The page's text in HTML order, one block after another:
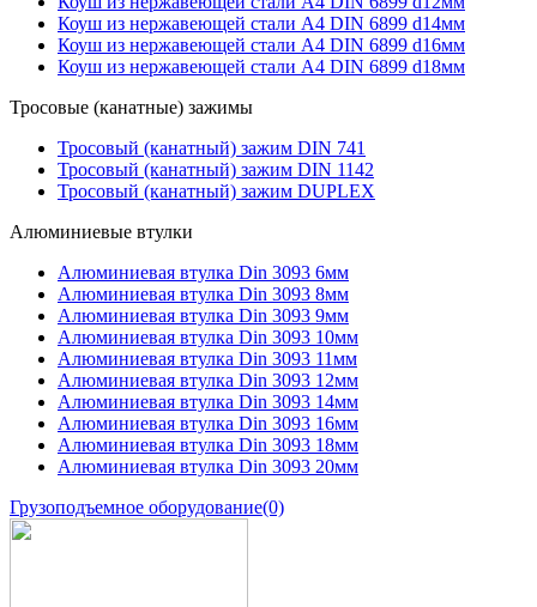
Коуш из нержавеющей стали А4 DIN 6899 d14мм
Коуш из нержавеющей стали А4 DIN 6899 d16мм
Коуш из нержавеющей стали А4 DIN 6899 d18мм
Тросовые (канатные) зажимы
Тросовый (канатный) зажим DIN 741
Тросовый (канатный) зажим DIN 1142
Тросовый (канатный) зажим DUPLEX
Алюминиевые втулки
Алюминиевая втулка Din 3093 6мм
Алюминиевая втулка Din 3093 8мм
Алюминиевая втулка Din 3093 9мм
Алюминиевая втулка Din 3093 10мм
Алюминиевая втулка Din 3093 11мм
Алюминиевая втулка Din 3093 12мм
Алюминиевая втулка Din 3093 14мм
Алюминиевая втулка Din 3093 16мм
Алюминиевая втулка Din 3093 18мм
Алюминиевая втулка Din 3093 20мм
Грузоподъемное оборудование(0)